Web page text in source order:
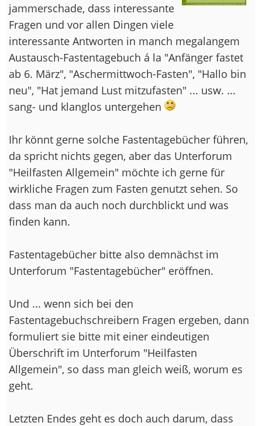
jammerschade, dass interessante
Fragen und vor allen Dingen viele
interessante Antworten in manch megalangem
Austausch-Fastentagebuch á la "Anfänger fastet
ab 6. März", "Aschermittwoch-Fasten", "Hallo bin
neu", "Hat jemand Lust mitzufasten" ... usw. ...
sang- und klanglos untergehen
Ihr könnt gerne solche Fastentagebücher führen,
da spricht nichts gegen, aber das Unterforum
"Heilfasten Allgemein" möchte ich gerne für
wirkliche Fragen zum Fasten genutzt sehen. So
dass man da auch noch durchblickt und was
finden kann.
Fastentagebücher bitte also demnächst im
Unterforum "Fastentagebücher" eröffnen.
Und ... wenn sich bei den
Fastentagebuchschreibern Fragen ergeben, dann
formuliert sie bitte mit einer eindeutigen
Überschrift im Unterforum "Heilfasten
Allgemein", so dass man gleich weiß, worum es
geht.
Letzten Endes geht es doch auch darum, dass